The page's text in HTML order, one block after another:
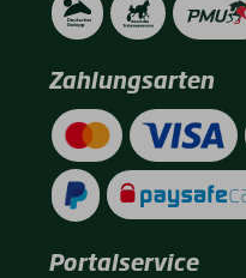
Zahlungsarten
Portalservice